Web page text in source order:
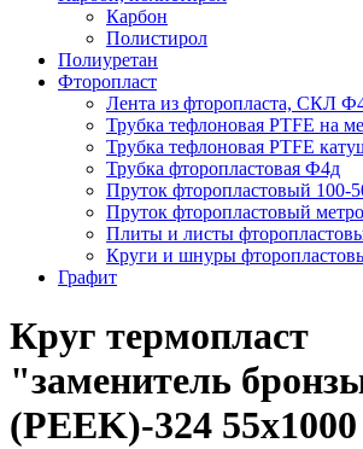
Карбон
Полистирол
Полиуретан
Фторопласт
Лента из фторопласта, СКЛ
Трубка тефлоновая PTFE на
Трубка тефлоновая PTFE
Трубка фторопластовая Ф4д
Пруток фторопластовый 100-
Пруток фторопластовый
Плиты и листы
Круги и шнуры
Графит
Круг термопласт
"заменитель
(PEEK)-324